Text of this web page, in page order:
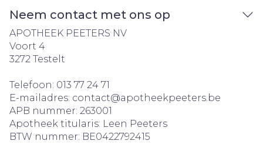
Neem contact met ons op
APOTHEEK PEETERS NV
Voort 4
3272 Testelt
Telefoon: 013 77 24 71
E-mailadres: contact@apotheekpeeters.be
APB nummer: 263001
Apotheek titularis: Leen Peeters
BTW nummer: BE0422792415